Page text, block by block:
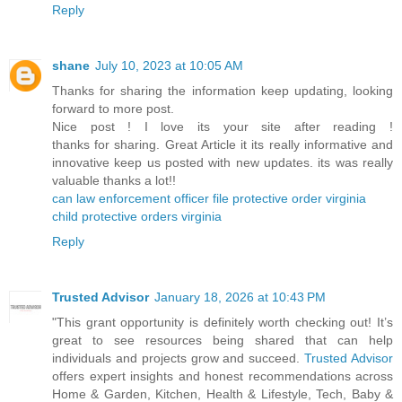
Reply
shane July 10, 2023 at 10:05 AM
Thanks for sharing the information keep updating, looking
forward to more post.
Nice post ! I love its your site after reading !
thanks for sharing. Great Article it its really informative and
innovative keep us posted with new updates. its was really
valuable thanks a lot!!
can law enforcement officer file protective order virginia
child protective orders virginia
Reply
Trusted Advisor January 18, 2026 at 10:43 PM
"This grant opportunity is definitely worth checking out! It’s
great to see resources being shared that can help
individuals and projects grow and succeed.Trusted Advisor
offers expert insights and honest recommendations across
Home & Garden, Kitchen, Health & Lifestyle, Tech, Baby &